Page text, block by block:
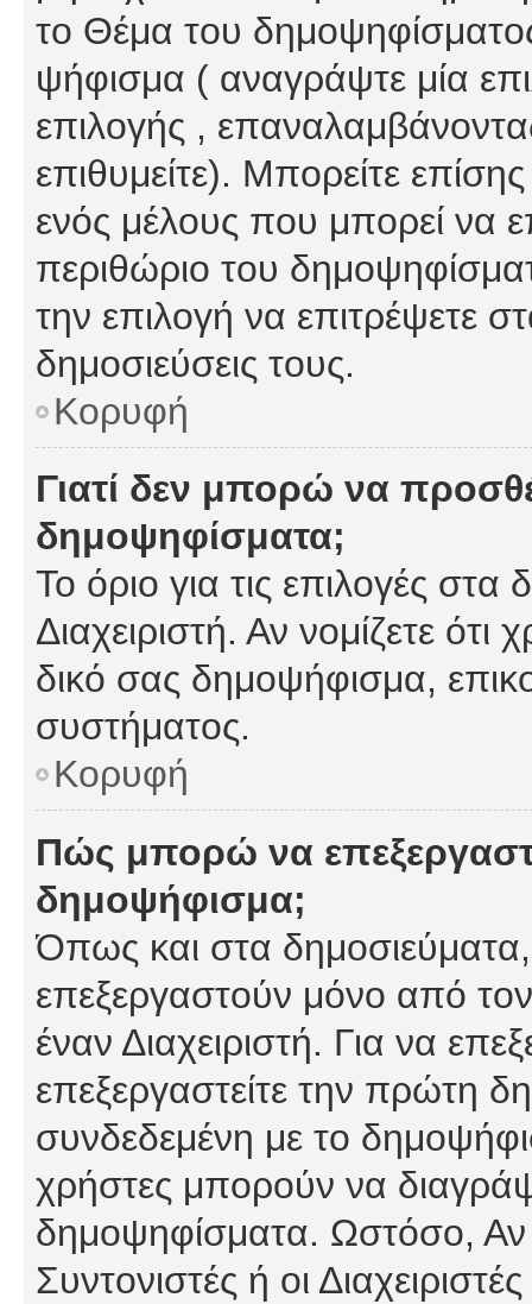
το Θέμα του
ψήφισμα ( αναγράψτε μία
επιλογής ,
επιθυμείτε). Μπορείτε
ενός μέλους που μπορεί να
περιθώριο του
την επιλογή να επιτρέψετε
δημοσιεύσεις τους.
Κορυφή
Γιατί δεν μπορώ να
δημοψηφίσματα;
Το όριο για τις επιλογές
Διαχειριστή. Αν νομίζετε ότι
δικό σας δημοψήφισμα,
συστήματος.
Κορυφή
Πώς μπορώ να
δημοψήφισμα;
Όπως και στα
επεξεργαστούν μόνο από
έναν Διαχειριστή. Για να
επεξεργαστείτε την πρώτη
συνδεδεμένη με το
χρήστες μπορούν να
δημοψηφίσματα. Ωστόσο, Αν
Συντονιστές ή οι